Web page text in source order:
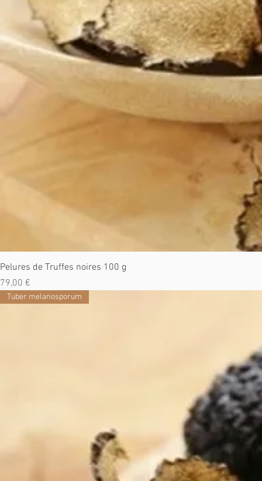
Pelures de Truffes noires 100 g
Prix
79,00 €
Tuber melanosporum